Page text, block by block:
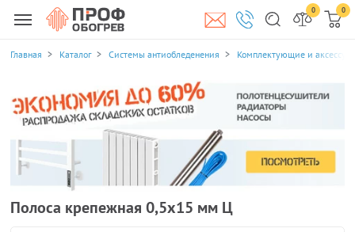
0 0
Главная Каталог Системы антиобледенения Комплектующие и
Полоса крепежная 0,5х15 мм Ц